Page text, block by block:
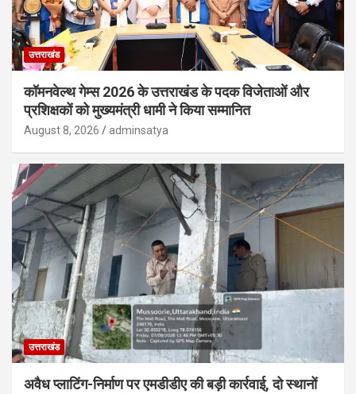
उत्तराखंड
कॉमनवेल्थ गेम्स 2026 के उत्तराखंड के पदक विजेताओं और
प्रशिक्षकों को मुख्यमंत्री धामी ने किया सम्मानित
August 8, 2026 adminsatya
उत्तराखंड
अवैध प्लाटिंग-निर्माण पर एमडीडीए की बड़ी कार्रवाई, दो स्थानों